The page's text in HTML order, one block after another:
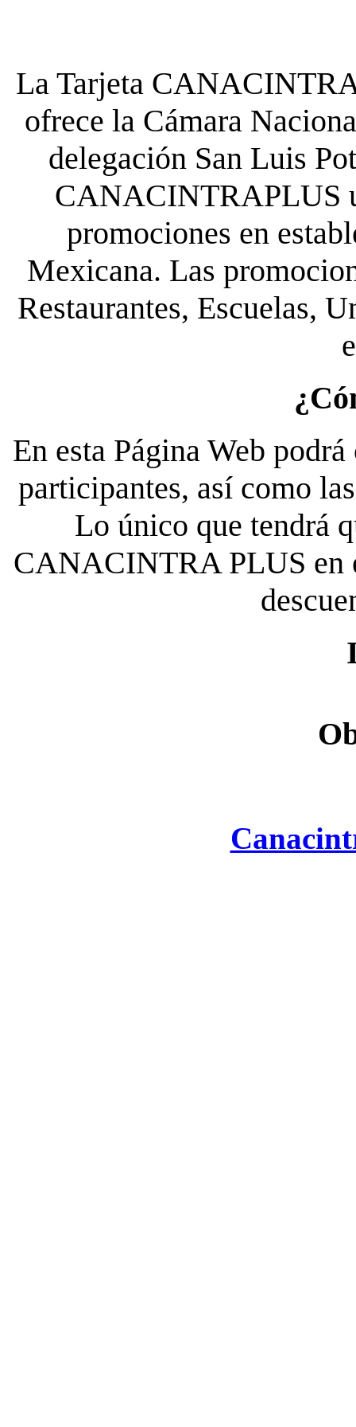
La Tarjeta
ofrece la Cámara
delegación San Luis
CANACINTRAPLUS
promociones en
Mexicana. Las
Restaurantes, Escuelas,
En esta Página Web
participantes, así como
Lo único que tendrá
CANACINTRA PLUS en